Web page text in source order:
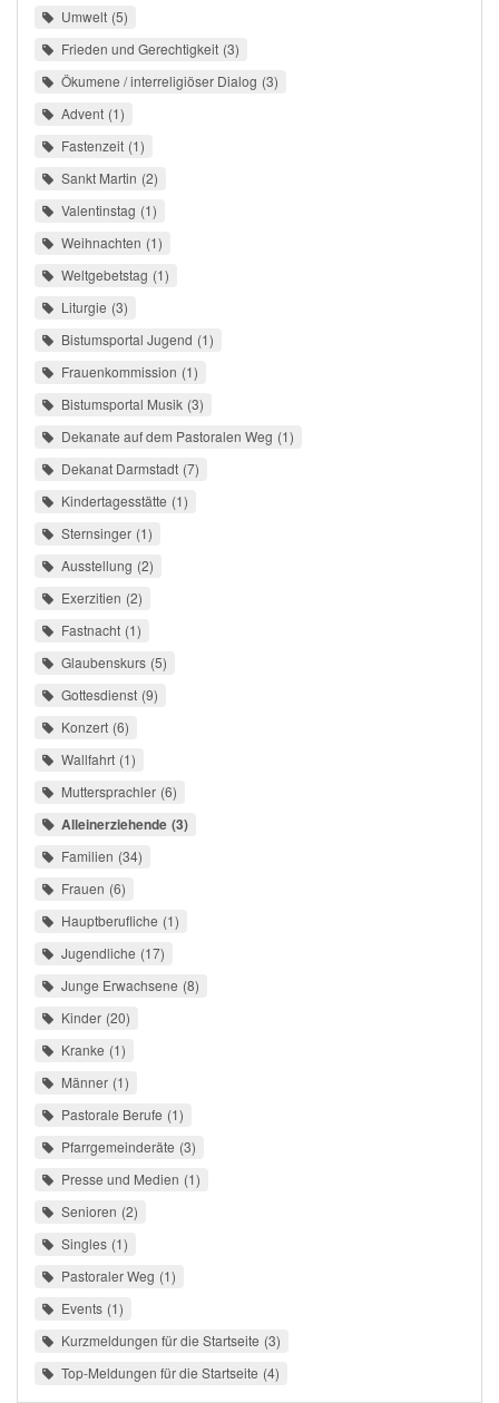
Umwelt 5
Frieden und Gerechtigkeit 3
Ökumene / interreligiöser Dialog 3
Advent 1
Fastenzeit 1
Sankt Martin 2
Valentinstag 1
Weihnachten 1
Weltgebetstag 1
Liturgie 3
Bistumsportal Jugend 1
Frauenkommission 1
Bistumsportal Musik 3
Dekanate auf dem Pastoralen Weg 1
Dekanat Darmstadt 7
Kindertagesstätte 1
Sternsinger 1
Ausstellung 2
Exerzitien 2
Fastnacht 1
Glaubenskurs 5
Gottesdienst 9
Konzert 6
Wallfahrt 1
Muttersprachler 6
Alleinerziehende 3
Familien 34
Frauen 6
Hauptberufliche 1
Jugendliche 17
Junge Erwachsene 8
Kinder 20
Kranke 1
Männer 1
Pastorale Berufe 1
Pfarrgemeinderäte 3
Presse und Medien 1
Senioren 2
Singles 1
Pastoraler Weg 1
Events 1
Kurzmeldungen für die Startseite 3
Top-Meldungen für die Startseite 4